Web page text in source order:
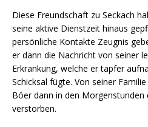
Diese Freundschaft zu Seckach
seine aktive Dienstzeit hinaus
persönliche Kontakte Zeugnis
er dann die Nachricht von seiner
Erkrankung, welche er tapfer
Schicksal fügte. Von seiner
Böer dann in den Morgenstunden
verstorben.